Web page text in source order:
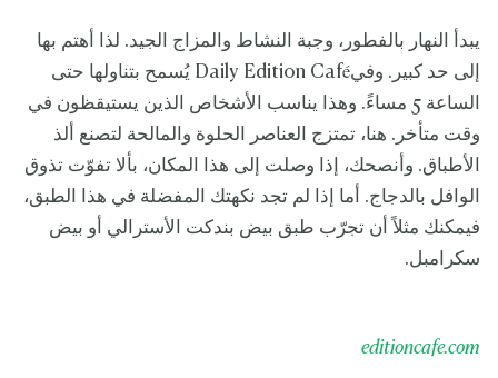
يبدأ النهار بالفطور، وجبة النشاط والمزاج الجيد. لذا أهتم بها
إلى حد كبير. وفيDaily Edition Café يُسمح بتناولها حتى
الساعة 5 مساءً. وهذا يناسب الأشخاص الذين يستيقظون في
وقت متأخر. هنا، تمتزج العناصر الحلوة والمالحة لتصنع ألذ
الأطباق. وأنصحك، إذا وصلت إلى هذا المكان، بألا تفوّت تذوق
الوافل بالدجاج. أما إذا لم تجد نكهتك المفضلة في هذا الطبق،
فيمكنك مثلاً أن تجرّب طبق بيض بندكت الأسترالي أو بيض
سكرامبل.
editioncafe.com